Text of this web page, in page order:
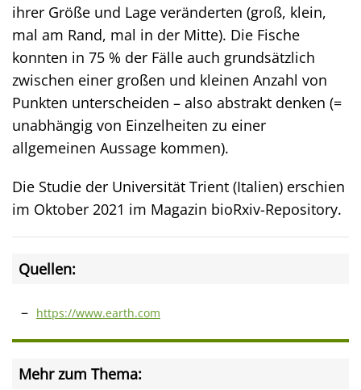
ihrer Größe und Lage veränderten (groß, klein,
mal am Rand, mal in der Mitte). Die Fische
konnten in 75 % der Fälle auch grundsätzlich
zwischen einer großen und kleinen Anzahl von
Punkten unterscheiden – also abstrakt denken (=
unabhängig von Einzelheiten zu einer
allgemeinen Aussage kommen).
Die Studie der Universität Trient (Italien) erschien
im Oktober 2021 im Magazin bioRxiv-Repository.
Quellen:
https://www.earth.com
Mehr zum Thema: